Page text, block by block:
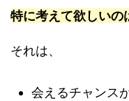
特に考えて欲しいの
それは、
会えるチャンス